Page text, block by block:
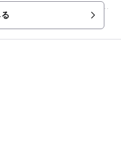
の土気駅